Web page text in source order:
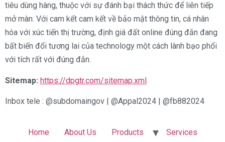
tiêu dùng hàng, thuộc với sự đánh bại thách thức để liên tiếp
mở màn. Với cam kết cam kết về bảo mật thông tin, cá nhân
hóa với xúc tiến thị trường, định giá đất online đúng đắn đang
bất biến đổi tương lai của technology một cách lành bạo phổi
với tích rất với đúng đắn.
Sitemap: https://dpgtr.com/sitemap.xml
Inbox tele : @subdomaingov | @Appal2024 | @fb882024
Home About Us Products
Services